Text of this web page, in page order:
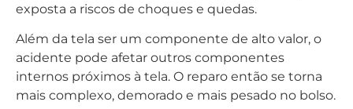
exposta a riscos de choques e quedas.
Além da tela ser um componente de alto valor, o
acidente pode afetar outros componentes
internos próximos à tela. O reparo então se torna
mais complexo, demorado e mais pesado no bolso.